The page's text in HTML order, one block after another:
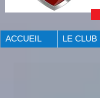
ACCUEIL LE CLUB